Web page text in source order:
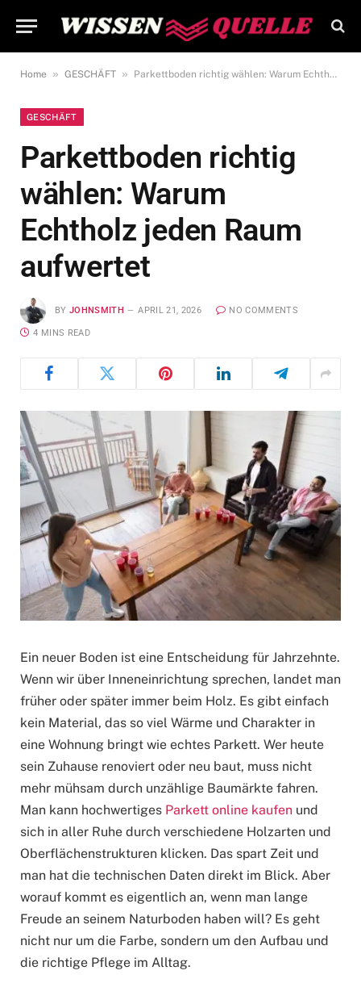
Home » GESCHÄFT » Parkettboden richtig wählen: Warum Echtholz jeden Raum aufwertet
GESCHÄFT
Parkettboden richtig
wählen: Warum
Echtholz jeden Raum
aufwertet
BY JOHNSMITH APRIL 21, 2026 NO COMMENTS
4 MINS READ
Ein neuer Boden ist eine Entscheidung für Jahrzehnte.
Wenn wir über Inneneinrichtung sprechen, landet man
früher oder später immer beim Holz. Es gibt einfach
kein Material, das so viel Wärme und Charakter in
eine Wohnung bringt wie echtes Parkett. Wer heute
sein Zuhause renoviert oder neu baut, muss nicht
mehr mühsam durch unzählige Baumärkte fahren.
Man kann hochwertiges Parkett online kaufen und
sich in aller Ruhe durch verschiedene Holzarten und
Oberflächenstrukturen klicken. Das spart Zeit und
man hat die technischen Daten direkt im Blick. Aber
worauf kommt es eigentlich an, wenn man lange
Freude an seinem Naturboden haben will? Es geht
nicht nur um die Farbe, sondern um den Aufbau und
die richtige Pflege im Alltag.